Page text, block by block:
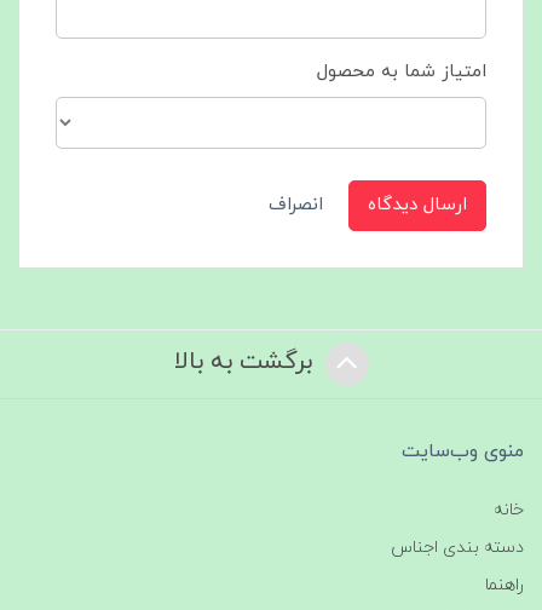
امتیاز شما به محصول
ارسال دیدگاه انصراف
برگشت به بالا
منوی وب‌سایت
خانه
دسته بندی اجناس
راهنما